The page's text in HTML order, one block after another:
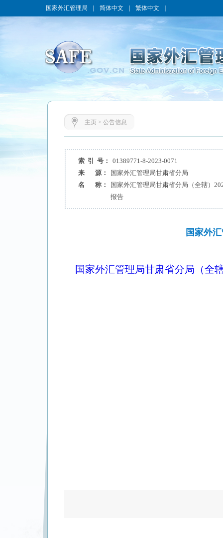
国家外汇管理局 简体中文 繁体中文
主页> 公告信息
索 引 号：
01389771-8-2023-0071
来 源：
国家外汇管理局甘肃省分局
名 称：
国家外汇管理局甘肃省分局（全辖）
报告
国家外
国家外汇管理局甘肃省分局（全